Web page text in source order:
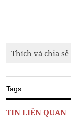
Thích và chia
Tags :
TIN LIÊN QUAN